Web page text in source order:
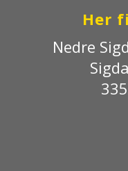
Her
Nedre